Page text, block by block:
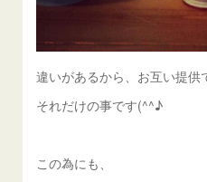
違いがあるから、お互い提供
それだけの事です(^^♪
この為にも、